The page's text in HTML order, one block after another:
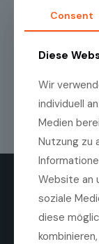
eingeben
E-
bestätigen
Kenntnis
Consent
Diese
Wir
individuell
Medien
Nutzung zu
Website an
soziale
diese